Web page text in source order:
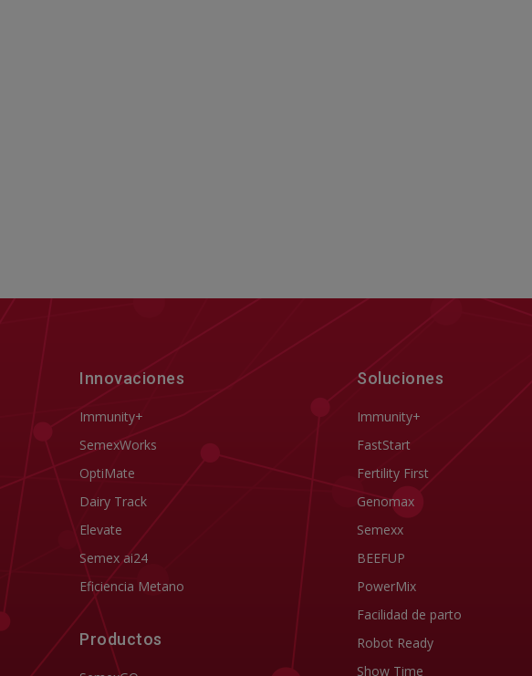
Innovaciones
Immunity+
SemexWorks
OptiMate
Dairy Track
Elevate
Semex ai24
Eficiencia Metano
Productos
Soluciones
Immunity+
FastStart
Fertility First
Genomax
Semexx
BEEFUP
PowerMix
Facilidad de parto
Robot Ready
Show Time